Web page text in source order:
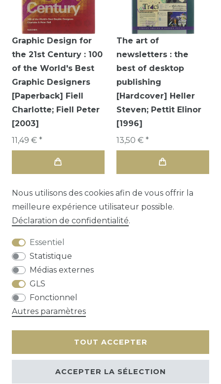
Graphic Design for
the 21st Century : 100
of the World's Best
Graphic Designers
[Paperback] Fiell
Charlotte; Fiell Peter
[2003]
11,49 € *
The art of
newsletters : the
best of desktop
publishing
[Hardcover] Heller
Steven; Pettit Elinor
[1996]
13,50 € *
Droit de rétractation
confidentialité
Nous utilisons des cookies afin de vous offrir la
meilleure expérience utilisateur possible.
Déclaration de confidentialité.
Essentiel
Statistique
Médias externes
GLS
Fonctionnel
Autres paramètres
TOUT ACCEPTER
ACCEPTER LA SÉLECTION